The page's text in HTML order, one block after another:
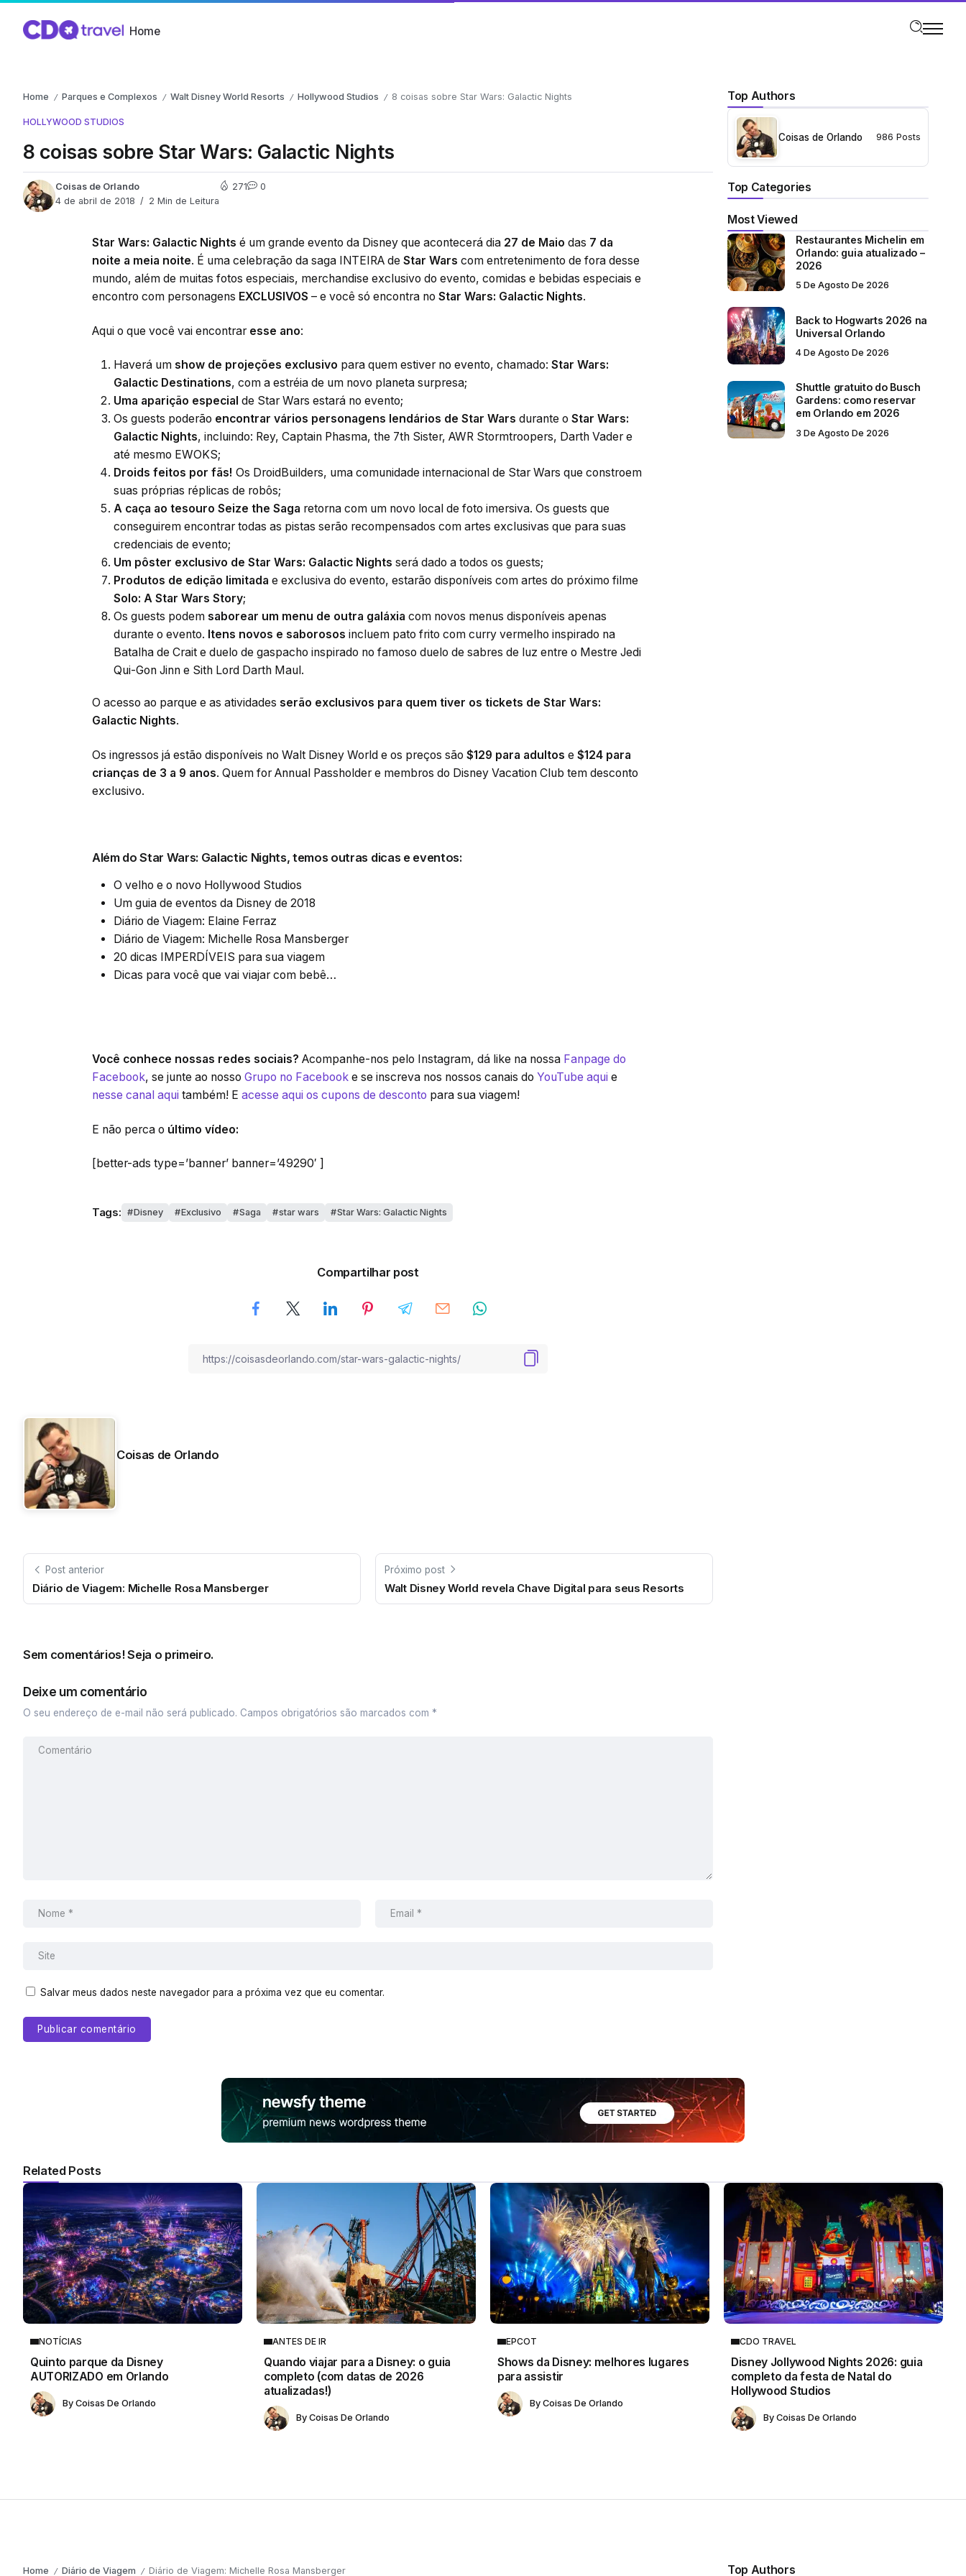
Home
Home / Parques e Complexos / Walt Disney World Resorts / Hollywood Studios / 8 coisas sobre Star Wars: Galactic Nights
HOLLYWOOD STUDIOS
8 coisas sobre Star Wars: Galactic Nights
Coisas de Orlando
4 de abril de 2018
2 Min de Leitura
271 0
Star Wars: Galactic Nights é um grande evento da Disney que acontecerá dia 27 de Maio das 7 da
noite a meia noite. É uma celebração da saga INTEIRA de Star Wars com entretenimento de fora desse
mundo, além de muitas fotos especiais, merchandise exclusivo do evento, comidas e bebidas especiais e
encontro com personagens EXCLUSIVOS – e você só encontra no Star Wars: Galactic Nights.
Aqui o que você vai encontrar esse ano:
Haverá um show de projeções exclusivo para quem estiver no evento, chamado: Star Wars:
Galactic Destinations, com a estréia de um novo planeta surpresa;
Uma aparição especial de Star Wars estará no evento;
Os guests poderão encontrar vários personagens lendários de Star Wars durante o Star Wars:
Galactic Nights, incluindo: Rey, Captain Phasma, the 7th Sister, AWR Stormtroopers, Darth Vader e
até mesmo EWOKS;
Droids feitos por fãs! Os DroidBuilders, uma comunidade internacional de Star Wars que constroem
suas próprias réplicas de robôs;
A caça ao tesouro Seize the Saga retorna com um novo local de foto imersiva. Os guests que
conseguirem encontrar todas as pistas serão recompensados com artes exclusivas que para suas
credenciais de evento;
Um pôster exclusivo de Star Wars: Galactic Nights será dado a todos os guests;
Produtos de edição limitada e exclusiva do evento, estarão disponíveis com artes do próximo filme
Solo: A Star Wars Story;
Os guests podem saborear um menu de outra galáxia com novos menus disponíveis apenas
durante o evento. Itens novos e saborosos incluem pato frito com curry vermelho inspirado na
Batalha de Crait e duelo de gaspacho inspirado no famoso duelo de sabres de luz entre o Mestre Jedi
Qui-Gon Jinn e Sith Lord Darth Maul.
O acesso ao parque e as atividades serão exclusivos para quem tiver os tickets de Star Wars:
Galactic Nights.
Os ingressos já estão disponíveis no Walt Disney World e os preços são $129 para adultos e $124 para
crianças de 3 a 9 anos. Quem for Annual Passholder e membros do Disney Vacation Club tem desconto
exclusivo.
Além do Star Wars: Galactic Nights, temos outras dicas e eventos:
O velho e o novo Hollywood Studios
Um guia de eventos da Disney de 2018
Diário de Viagem: Elaine Ferraz
Diário de Viagem: Michelle Rosa Mansberger
20 dicas IMPERDÍVEIS para sua viagem
Dicas para você que vai viajar com bebê…
Você conhece nossas redes sociais? Acompanhe-nos pelo Instagram, dá like na nossa Fanpage do
Facebook, se junte ao nosso Grupo no Facebook e se inscreva nos nossos canais do YouTube aqui e
nesse canal aqui também! E acesse aqui os cupons de desconto para sua viagem!
E não perca o último vídeo:
[better-ads type=’banner’ banner=’49290′ ]
Tags: Disney Exclusivo Saga star wars Star Wars: Galactic Nights
Compartilhar post
Coisas de Orlando
Post anterior
Diário de Viagem: Michelle Rosa Mansberger
Próximo post
Walt Disney World revela Chave Digital para seus Resorts
Sem comentários! Seja o primeiro.
Deixe um comentário
O seu endereço de e-mail não será publicado. Campos obrigatórios são marcados com *
Salvar meus dados neste navegador para a próxima vez que eu comentar.
Top Authors
Coisas de Orlando 986 Posts
Top Categories
Most Viewed
Restaurantes Michelin em
Orlando: guia atualizado –
2026
5 De Agosto De 2026
Back to Hogwarts 2026 na
Universal Orlando
4 De Agosto De 2026
Shuttle gratuito do Busch
Gardens: como reservar
em Orlando em 2026
3 De Agosto De 2026
Related Posts
NOTÍCIAS
Quinto parque da Disney
AUTORIZADO em Orlando
By Coisas De Orlando
ANTES DE IR
Quando viajar para a Disney: o guia
completo (com datas de 2026
atualizadas!)
By Coisas De Orlando
EPCOT
Shows da Disney: melhores lugares
para assistir
By Coisas De Orlando
CDO TRAVEL
Disney Jollywood Nights 2026: guia
completo da festa de Natal do
Hollywood Studios
By Coisas De Orlando
Home / Diário de Viagem / Diário de Viagem: Michelle Rosa Mansberger Top Authors